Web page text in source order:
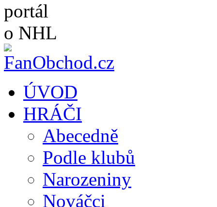
portál
o NHL
ÚVOD
HRÁČI
Abecedně
Podle klubů
Narozeniny
Nováčci